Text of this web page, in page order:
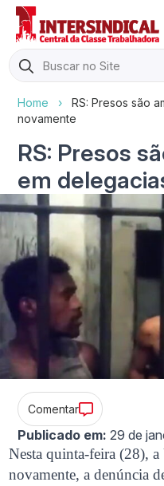
Search
for:
Home ›
RS: Presos são
novamente
RS: Presos
em
Comentar
Publicado em: 29 de
Nesta quinta-feira (28),
novamente, a denúncia